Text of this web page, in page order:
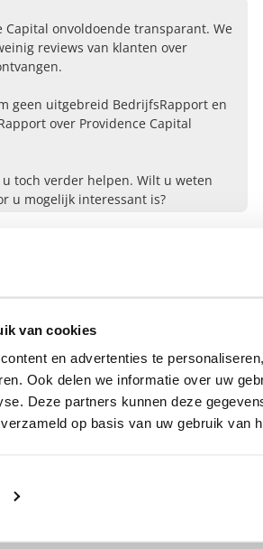
van cookies
en advertenties te
Ook delen we informatie over uw
Deze partners kunnen deze
op basis van uw gebruik van
Capital onvoldoende transparant. We
reviews van klanten over
geen uitgebreid BedrijfsRapport en
over Providence Capital
toch verder helpen. Wilt u weten
u mogelijk interessant is?
een SelectieRapport aan. Per
vermogensbeheerders die
wensen en